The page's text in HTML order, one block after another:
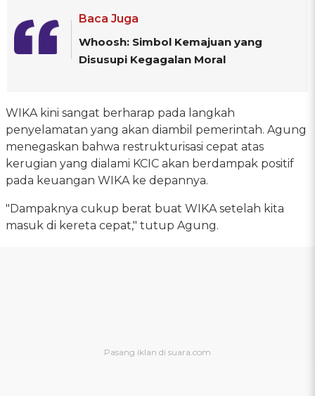
Baca Juga
Whoosh: Simbol Kemajuan yang
Disusupi Kegagalan Moral
WIKA kini sangat berharap pada langkah
penyelamatan yang akan diambil pemerintah. Agung
menegaskan bahwa restrukturisasi cepat atas
kerugian yang dialami KCIC akan berdampak positif
pada keuangan WIKA ke depannya.
"Dampaknya cukup berat buat WIKA setelah kita
masuk di kereta cepat," tutup Agung.